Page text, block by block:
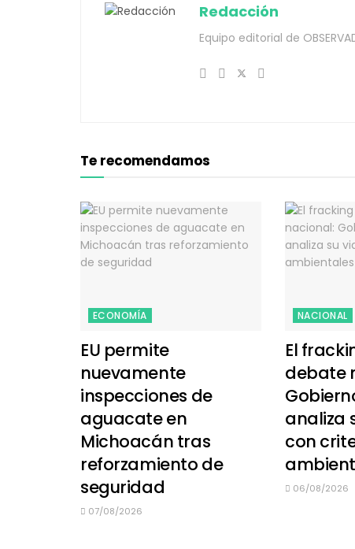
Redacción
Equipo editorial de
Te recomendamos
ECONOMÍA
EU permite
nuevamente
inspecciones de
aguacate en
Michoacán tras
reforzamiento de
seguridad
07/08/2026
NACIONAL
El
debate
analiza
con
06/08/2026